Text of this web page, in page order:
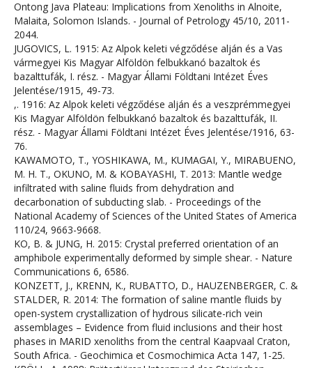
Ontong Java Plateau: Implications from Xenoliths in Alnoite,
Malaita, Solomon Islands. - Journal of Petrology 45/10, 2011-
2044.
JUGOVICS, L. 1915: Az Alpok keleti végződése alján és a Vas
vármegyei Kis Magyar Alföldön felbukkanó bazaltok és
bazalttufák, I. rész. - Magyar Állami Földtani Intézet Éves
Jelentése/1915, 49-73.
,. 1916: Az Alpok keleti végződése alján és a veszprémmegyei
Kis Magyar Alföldön felbukkanó bazaltok és bazalttufák, II.
rész. - Magyar Állami Földtani Intézet Éves Jelentése/1916, 63-
76.
KAWAMOTO, T., YOSHIKAWA, M., KUMAGAI, Y., MIRABUENO,
M. H. T., OKUNO, M. & KOBAYASHI, T. 2013: Mantle wedge
infiltrated with saline fluids from dehydration and
decarbonation of subducting slab. - Proceedings of the
National Academy of Sciences of the United States of America
110/24, 9663-9668.
KO, B. & JUNG, H. 2015: Crystal preferred orientation of an
amphibole experimentally deformed by simple shear. - Nature
Communications 6, 6586.
KONZETT, J., KRENN, K., RUBATTO, D., HAUZENBERGER, C. &
STALDER, R. 2014: The formation of saline mantle fluids by
open-system crystallization of hydrous silicate-rich vein
assemblages – Evidence from fluid inclusions and their host
phases in MARID xenoliths from the central Kaapvaal Craton,
South Africa. - Geochimica et Cosmochimica Acta 147, 1-25.